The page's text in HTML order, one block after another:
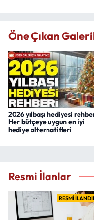
Öne Çıkan
2026 yılbaşı hediyesi
Her bütçeye uygun en iyi
hediye alternatifleri
Resmi İlanlar
RESMİ